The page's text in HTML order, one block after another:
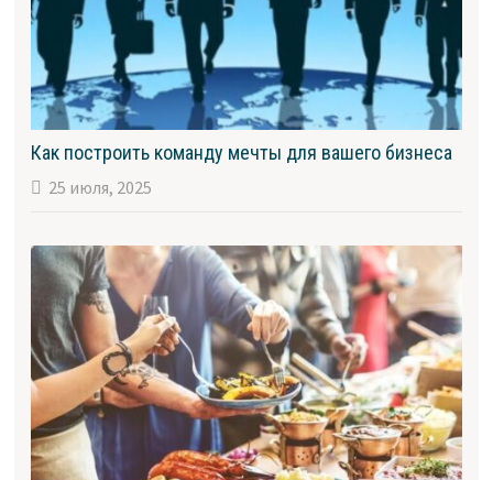
Как построить команду мечты для вашего бизнеса
25 июля, 2025